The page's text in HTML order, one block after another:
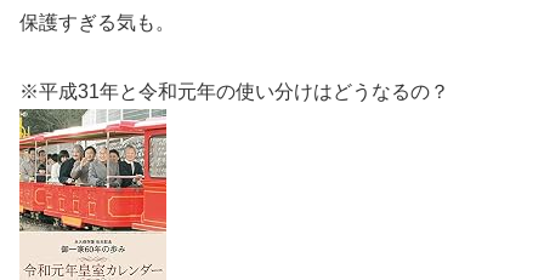
保護すぎる気も。
※平成31年と令和元年の使い分けはどうなるの？